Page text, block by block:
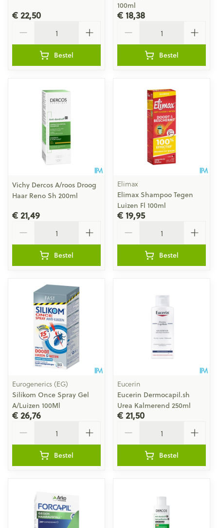
€ 22,50
Bestel
100ml
€ 18,38
Bestel
Vichy Dercos A/roos Droog
Haar Reno Sh 200ml
€ 21,49
Bestel
Elimax
Elimax Shampoo Tegen
Luizen Fl 100ml
€ 19,95
Bestel
Eurogenerics (EG)
Silikom Once Spray Gel
A/Luizen 100Ml
€ 26,76
Bestel
Eucerin
Eucerin Dermocapil.sh
Urea Kalmerend 250ml
€ 21,50
Bestel